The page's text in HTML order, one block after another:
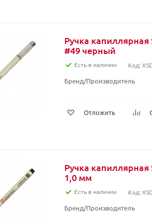
Ручка
#49 черный
Есть в наличии Код:
Бренд/Производитель
Отложить
Ручка
1,0 мм
Есть в наличии Код:
Бренд/Производитель